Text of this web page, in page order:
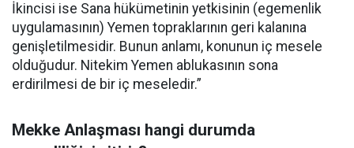
İkincisi ise Sana hükümetinin yetkisinin (egemenlik
uygulamasının) Yemen topraklarının geri kalanına
genişletilmesidir. Bunun anlamı, konunun iç mesele
olduğudur. Nitekim Yemen ablukasının sona
erdirilmesi de bir iç meseledir.”
Mekke Anlaşması hangi durumda